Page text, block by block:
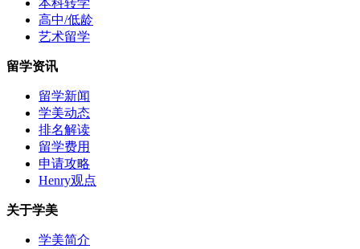
本科转学
高中/低龄
艺术留学
留学资讯
留学新闻
学美动态
排名解读
留学费用
申请攻略
Henry观点
关于学美
学美简介